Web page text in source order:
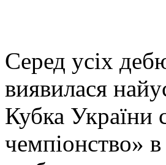
Серед усіх
виявилася
Кубка України
чемпіонство»